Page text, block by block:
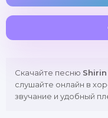
Скачайте песню
слушайте онлайн в
звучание и удобный